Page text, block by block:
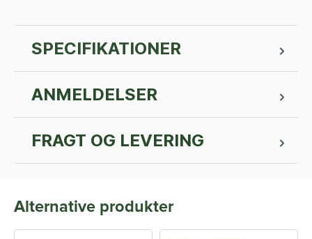
SPECIFIKATIONER
ANMELDELSER
FRAGT OG LEVERING
Alternative produkter